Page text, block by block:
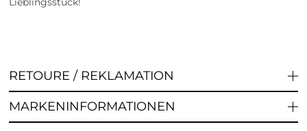
RETOURE / REKLAMATION
MARKENINFORMATIONEN